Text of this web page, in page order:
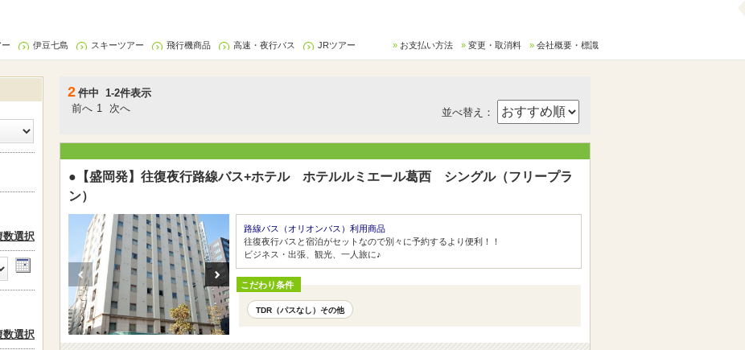
伊豆七島 スキーツアー 飛行機商品 高速・夜行バス JRツアー お支払い方法 変更・取消料 会社概要・標識
数選択
数選択
2 件中 1-2件表示
前へ 1 次へ 並べ替え：
●【盛岡発】往復夜行路線バス+ホテル ホテルルミエール葛西 シングル（フリープラ
ン）
路線バス（オリオンバス）利用商品
往復夜行バスと宿泊がセットなので別々に予約するより便利！！
ビジネス・出張、観光、一人旅に♪
こだわり条件
TDR（パスなし）その他